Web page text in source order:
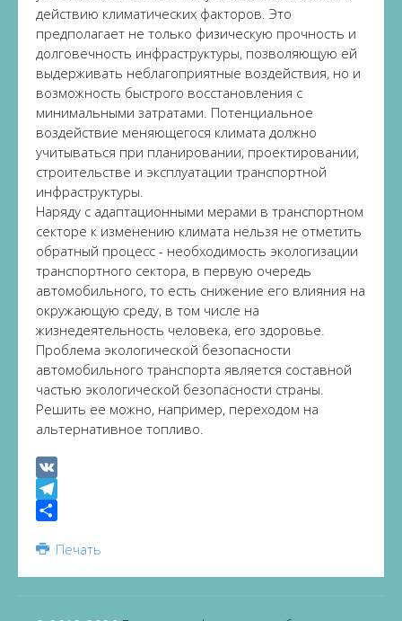
действию климатических факторов. Это
предполагает не только физическую прочность и
долговечность инфраструктуры, позволяющую ей
выдерживать неблагоприятные воздействия, но и
возможность быстрого восстановления с
минимальными затратами. Потенциальное
воздействие меняющегося климата должно
учитываться при планировании, проектировании,
строительстве и эксплуатации транспортной
инфраструктуры.
Наряду с адаптационными мерами в транспортном
секторе к изменению климата нельзя не отметить
обратный процесс - необходимость экологизации
транспортного сектора, в первую очередь
автомобильного, то есть снижение его влияния на
окружающую среду, в том числе на
жизнедеятельность человека, его здоровье.
Проблема экологической безопасности
автомобильного транспорта является составной
частью экологической безопасности страны.
Решить ее можно, например, переходом на
альтернативное топливо.
VK
Telegram
Печать